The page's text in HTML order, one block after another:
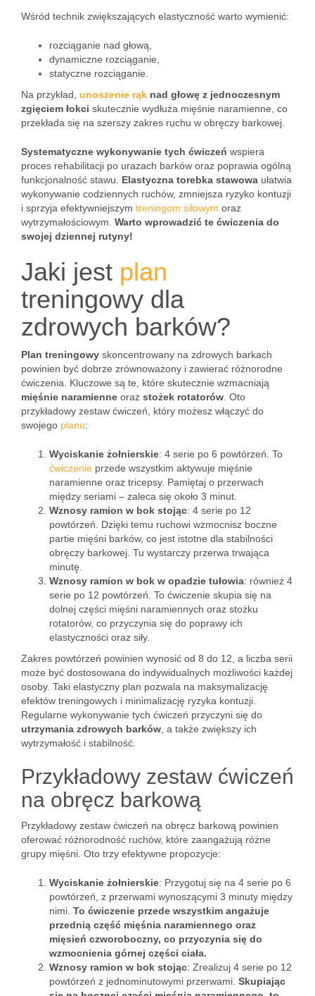
Wśród technik zwiększających elastyczność warto wymienić:
rozciąganie nad głową,
dynamiczne rozciąganie,
statyczne rozciąganie.
Na przykład, unoszenie rąk nad głowę z jednoczesnym
zgięciem łokci skutecznie wydłuża mięśnie naramienne, co
przekłada się na szerszy zakres ruchu w obręczy barkowej.
Systematyczne wykonywanie tych ćwiczeń wspiera
proces rehabilitacji po urazach barków oraz poprawia ogólną
funkcjonalność stawu. Elastyczna torebka stawowa ułatwia
wykonywanie codziennych ruchów, zmniejsza ryzyko kontuzji
i sprzyja efektywniejszym treningom siłowym oraz
wytrzymałościowym. Warto wprowadzić te ćwiczenia do
swojej dziennej rutyny!
Jaki jest plan
treningowy dla
zdrowych barków?
Plan treningowy skoncentrowany na zdrowych barkach
powinien być dobrze zrównoważony i zawierać różnorodne
ćwiczenia. Kluczowe są te, które skutecznie wzmacniają
mięśnie naramienne oraz stożek rotatorów . Oto
przykładowy zestaw ćwiczeń, który możesz włączyć do
swojego planu:
Wyciskanie żołnierskie: 4 serie po 6 powtórzeń. To
ćwiczenie przede wszystkim aktywuje mięśnie
naramienne oraz tricepsy. Pamiętaj o przerwach
między seriami – zaleca się około 3 minut.
Wznosy ramion w bok stojąc: 4 serie po 12
powtórzeń. Dzięki temu ruchowi wzmocnisz boczne
partie mięśni barków, co jest istotne dla stabilności
obręczy barkowej. Tu wystarczy przerwa trwająca
minutę.
Wznosy ramion w bok w opadzie tułowia: również 4
serie po 12 powtórzeń. To ćwiczenie skupia się na
dolnej części mięśni naramiennych oraz stożku
rotatorów, co przyczynia się do poprawy ich
elastyczności oraz siły.
Zakres powtórzeń powinien wynosić od 8 do 12, a liczba serii
może być dostosowana do indywidualnych możliwości każdej
osoby. Taki elastyczny plan pozwala na maksymalizację
efektów treningowych i minimalizację ryzyka kontuzji.
Regularne wykonywanie tych ćwiczeń przyczyni się do
utrzymania zdrowych barków , a także zwiększy ich
wytrzymałość i stabilność.
Przykładowy zestaw ćwiczeń
na obręcz barkową
Przykładowy zestaw ćwiczeń na obręcz barkową powinien
oferować różnorodność ruchów, które zaangażują różne
grupy mięśni. Oto trzy efektywne propozycje:
Wyciskanie żołnierskie: Przygotuj się na 4 serie po 6
powtórzeń, z przerwami wynoszącymi 3 minuty między
nimi. To ćwiczenie przede wszystkim angażuje
przednią część mięśnia naramiennego oraz
mięsień czworoboczny, co przyczynia się do
wzmocnienia górnej części ciała.
Wznosy ramion w bok stojąc: Zrealizuj 4 serie po 12
powtórzeń z jednominutowymi przerwami. Skupiając